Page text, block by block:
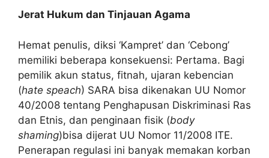
Jerat Hukum dan Tinjauan Agama
Hemat penulis, diksi ‘Kampret’ dan ‘Cebong’
memiliki beberapa konsekuensi: Pertama. Bagi
pemilik akun status, fitnah, ujaran kebencian
(hate speach) SARA bisa dikenakan UU Nomor
40/2008 tentang Penghapusan Diskriminasi Ras
dan Etnis, dan penginaan fisik (body
shaming)bisa dijerat UU Nomor 11/2008 ITE.
Penerapan regulasi ini banyak memakan korban